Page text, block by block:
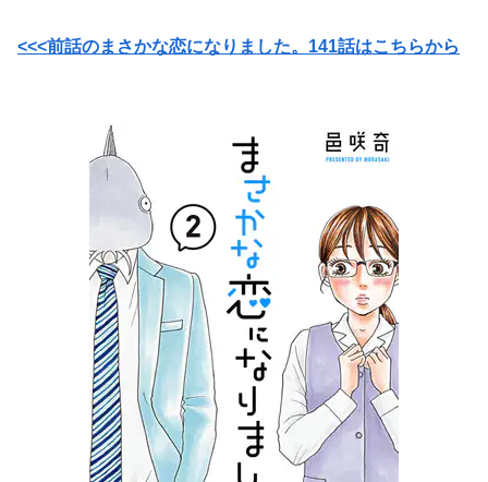
<<<前話のまさかな恋になりました。141話はこちらから